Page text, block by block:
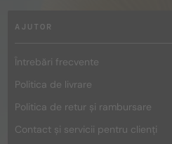
AJUTOR
Întrebări frecvente
Politica de livrare
Politica de retur și rambursare
Contact și servicii pentru clienți